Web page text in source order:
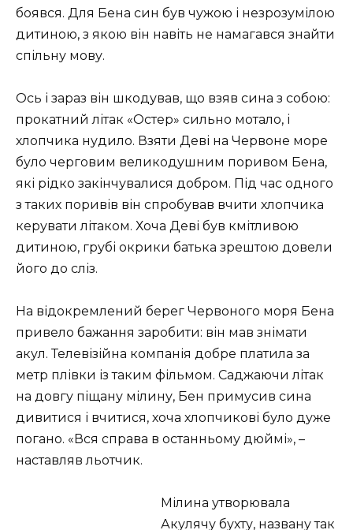
боявся. Для Бена син був чужою і незрозумілою
дитиною, з якою він навіть не намагався знайти
спільну мову.
Ось і зараз він шкодував, що взяв сина з собою:
прокатний літак «Остер» сильно мотало, і
хлопчика нудило. Взяти Деві на Червоне море
було черговим великодушним поривом Бена,
які рідко закінчувалися добром. Під час одного
з таких поривів він спробував вчити хлопчика
керувати літаком. Хоча Деві був кмітливою
дитиною, грубі окрики батька зрештою довели
його до сліз.
На відокремлений берег Червоного моря Бена
привело бажання заробити: він мав знімати
акул. Телевізійна компанія добре платила за
метр плівки із таким фільмом. Саджаючи літак
на довгу піщану мілину, Бен примусив сина
дивитися і вчитися, хоча хлопчикові було дуже
погано. «Вся справа в останньому дюймі», –
наставляв льотчик.
Мілина утворювала
Акулячу бухту, названу так